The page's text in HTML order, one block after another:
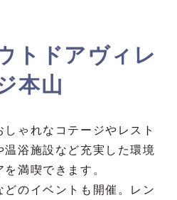
トドアヴィレ
本山
ゃれなコテージやレスト
浴施設など充実した環境
満喫できます。
のイベントも開催。レン